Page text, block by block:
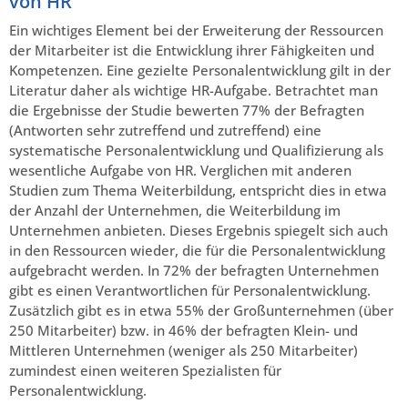
Ein wichtiges Element bei der Erweiterung der Ressourcen
der Mitarbeiter ist die Entwicklung ihrer Fähigkeiten und
Kompetenzen. Eine gezielte Personalentwicklung gilt in der
Literatur daher als wichtige HR-Aufgabe. Betrachtet man
die Ergebnisse der Studie bewerten 77% der Befragten
(Antworten sehr zutreffend und zutreffend) eine
systematische Personalentwicklung und Qualifizierung als
wesentliche Aufgabe von HR. Verglichen mit anderen
Studien zum Thema Weiterbildung, entspricht dies in etwa
der Anzahl der Unternehmen, die Weiterbildung im
Unternehmen anbieten. Dieses Ergebnis spiegelt sich auch
in den Ressourcen wieder, die für die Personalentwicklung
aufgebracht werden. In 72% der befragten Unternehmen
gibt es einen Verantwortlichen für Personalentwicklung.
Zusätzlich gibt es in etwa 55% der Großunternehmen (über
250 Mitarbeiter) bzw. in 46% der befragten Klein- und
Mittleren Unternehmen (weniger als 250 Mitarbeiter)
zumindest einen weiteren Spezialisten für
Personalentwicklung.